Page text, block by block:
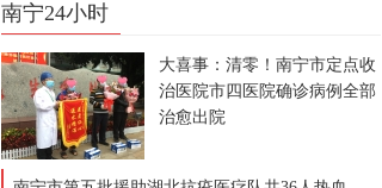
南宁24小时
大喜事：清零！南宁市定点收
治医院市四医院确诊病例全部
治愈出院